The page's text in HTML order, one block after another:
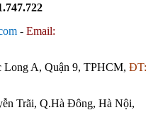
- Email:
Long A, Quận 9, TPHCM, ĐT:
Trãi, Q.Hà Đông, Hà Nội,